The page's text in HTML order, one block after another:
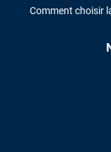
Comment choisir